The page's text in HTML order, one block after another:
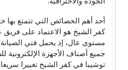
أحد أهم الخصائص التي تتمتع بها
كفر الشيخ هو الاعتماد على
مستوى عال، إذ يحمل فني
جميع أصناف الأجهزة الإلكترونية
توشيبا في كفر الشيخ تغييرا